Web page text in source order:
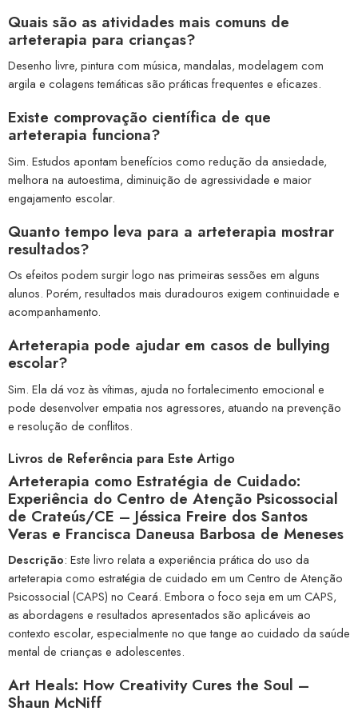
Quais são as atividades mais comuns de
arteterapia para crianças?
Desenho livre, pintura com música, mandalas, modelagem com
argila e colagens temáticas são práticas frequentes e eficazes.
Existe comprovação científica de que
arteterapia funciona?
Sim. Estudos apontam benefícios como redução da ansiedade,
melhora na autoestima, diminuição de agressividade e maior
engajamento escolar.
Quanto tempo leva para a arteterapia mostrar
resultados?
Os efeitos podem surgir logo nas primeiras sessões em alguns
alunos. Porém, resultados mais duradouros exigem continuidade e
acompanhamento.
Arteterapia pode ajudar em casos de bullying
escolar?
Sim. Ela dá voz às vítimas, ajuda no fortalecimento emocional e
pode desenvolver empatia nos agressores, atuando na prevenção
e resolução de conflitos.
Livros de Referência para Este Artigo
Arteterapia como Estratégia de Cuidado:
Experiência do Centro de Atenção Psicossocial
de Crateús/CE – Jéssica Freire dos Santos
Veras e Francisca Daneusa Barbosa de Meneses
Descrição: Este livro relata a experiência prática do uso da
arteterapia como estratégia de cuidado em um Centro de Atenção
Psicossocial (CAPS) no Ceará. Embora o foco seja em um CAPS,
as abordagens e resultados apresentados são aplicáveis ao
contexto escolar, especialmente no que tange ao cuidado da saúde
mental de crianças e adolescentes.
Art Heals: How Creativity Cures the Soul –
Shaun McNiff